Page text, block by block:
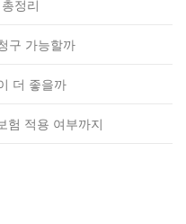
정리
구 가능할까
더 좋을까
험 적용 여부까지